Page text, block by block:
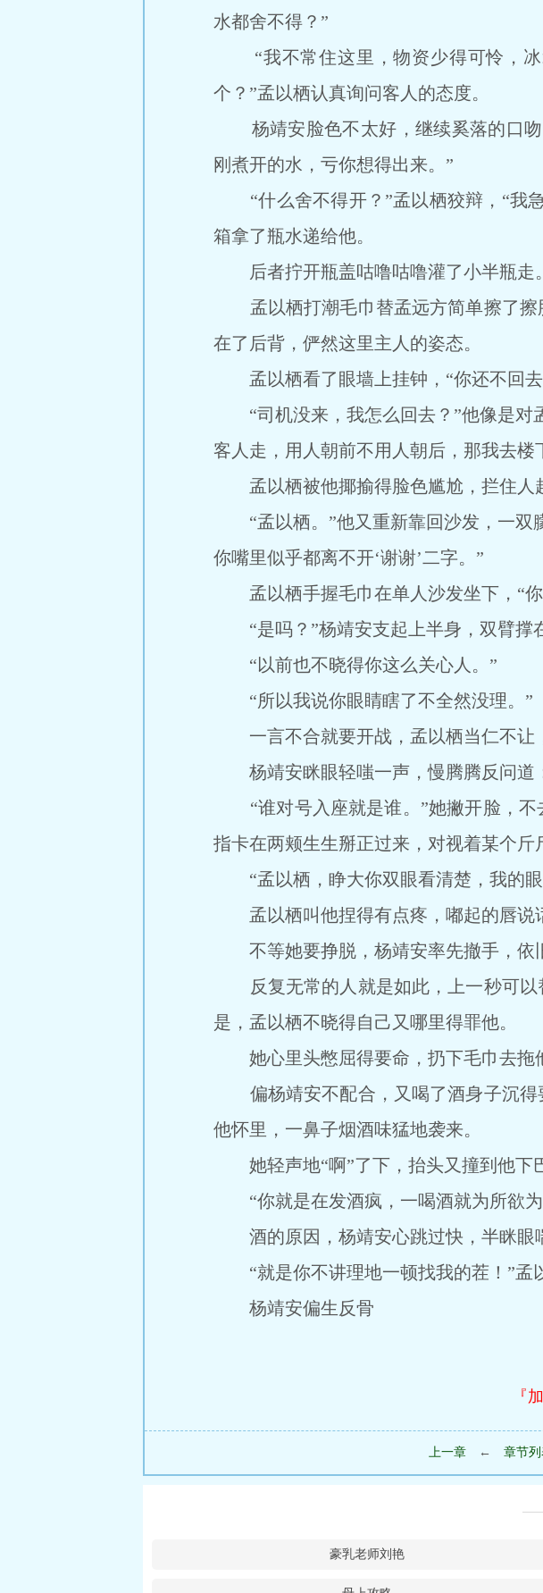
水都舍不得？”
“我不常住这里，物资少得可怜，冰
个？”孟以栖认真询问客人的态度。
杨靖安脸色不太好，继续奚落的口吻
刚煮开的水，亏你想得出来。”
“什么舍不得开？”孟以栖狡辩，“我急
箱拿了瓶水递给他。
后者拧开瓶盖咕噜咕噜灌了小半瓶走。
孟以栖打潮毛巾替孟远方简单擦了擦
在了后背，俨然这里主人的姿态。
孟以栖看了眼墙上挂钟，“你还不回去
“司机没来，我怎么回去？”他像是对
客人走，用人朝前不用人朝后，那我去楼
孟以栖被他揶揄得脸色尴尬，拦住人
“孟以栖。”他又重新靠回沙发，一双
你嘴里似乎都离不开‘谢谢’二字。”
孟以栖手握毛巾在单人沙发坐下，“你
“是吗？”杨靖安支起上半身，双臂撑
“以前也不晓得你这么关心人。”
“所以我说你眼睛瞎了不全然没理。”
一言不合就要开战，孟以栖当仁不让
杨靖安眯眼轻嗤一声，慢腾腾反问道
“谁对号入座就是谁。”她撇开脸，不
指卡在两颊生生掰正过来，对视着某个斤
“孟以栖，睁大你双眼看清楚，我的眼
孟以栖叫他捏得有点疼，嘟起的唇说
不等她要挣脱，杨靖安率先撤手，依
反复无常的人就是如此，上一秒可以
是，孟以栖不晓得自己又哪里得罪他。
她心里头憋屈得要命，扔下毛巾去拖
偏杨靖安不配合，又喝了酒身子沉得
他怀里，一鼻子烟酒味猛地袭来。
她轻声地“啊”了下，抬头又撞到他下
“你就是在发酒疯，一喝酒就为所欲为
酒的原因，杨靖安心跳过快，半眯眼
“就是你不讲理地一顿找我的茬！”孟
杨靖安偏生反骨
『
上一章 ← 章节
豪乳老师刘艳